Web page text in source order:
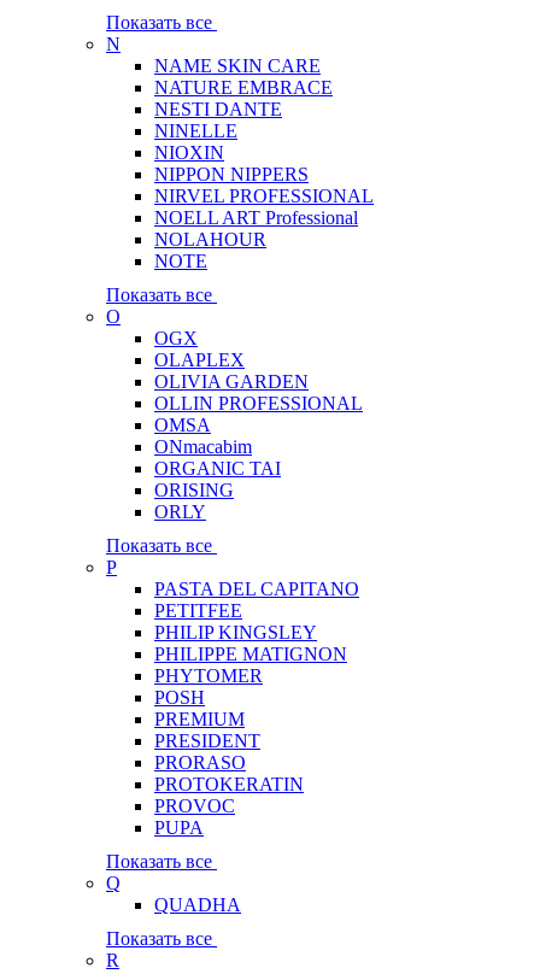
Показать все
N
NAME SKIN CARE
NATURE EMBRACE
NESTI DANTE
NINELLE
NIOXIN
NIPPON NIPPERS
NIRVEL PROFESSIONAL
NOELL ART Professional
NOLAHOUR
NOTE
Показать все
O
OGX
OLAPLEX
OLIVIA GARDEN
OLLIN PROFESSIONAL
OMSA
ONmacabim
ORGANIC TAI
ORISING
ORLY
Показать все
P
PASTA DEL CAPITANO
PETITFEE
PHILIP KINGSLEY
PHILIPPE MATIGNON
PHYTOMER
POSH
PREMIUM
PRESIDENT
PRORASO
PROTOKERATIN
PROVOC
PUPA
Показать все
Q
QUADHA
Показать все
R